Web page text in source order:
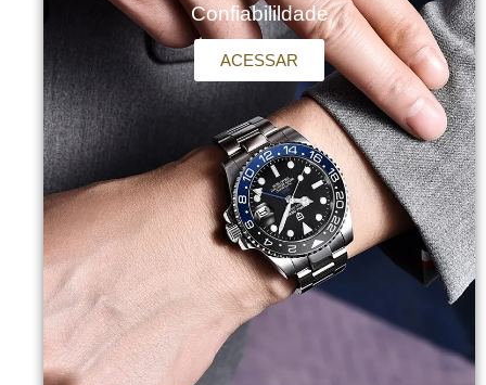
Confiabilildade
ACESSAR